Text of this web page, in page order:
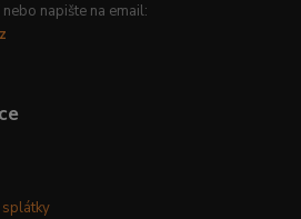
nebo napište na email:
splátky